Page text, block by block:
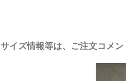
サイズ情報等は、ご注文コメ